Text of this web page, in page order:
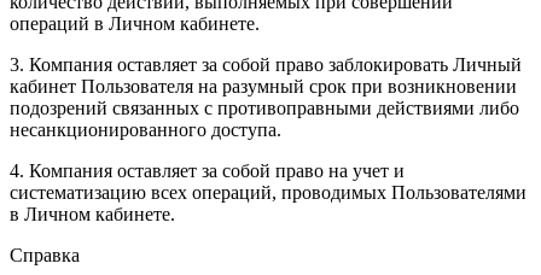
операций в Личном кабинете.
3. Компания оставляет за собой право заблокировать Личный
кабинет Пользователя на разумный срок при возникновении
подозрений связанных с противоправными действиями либо
несанкционированного доступа.
4. Компания оставляет за собой право на учет и
систематизацию всех операций, проводимых Пользователями
в Личном кабинете.
Справка